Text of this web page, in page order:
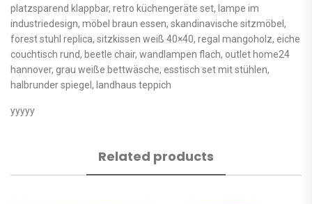
platzsparend klappbar, retro küchengeräte set, lampe im
industriedesign, möbel braun essen, skandinavische sitzmöbel,
forest stuhl replica, sitzkissen weiß 40×40, regal mangoholz, eiche
couchtisch rund, beetle chair, wandlampen flach, outlet home24
hannover, grau weiße bettwäsche, esstisch set mit stühlen,
halbrunder spiegel, landhaus teppich
yyyyy
Related products